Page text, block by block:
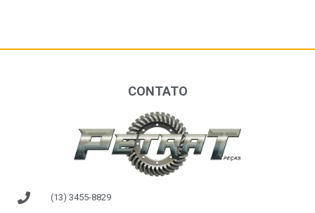
CONTATO
(13) 3455-8829